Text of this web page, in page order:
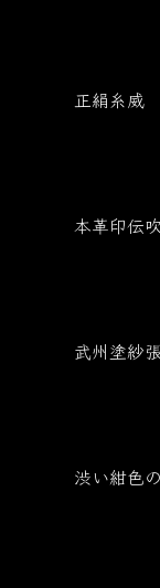
正絹糸威
本革印伝
武州塗紗
渋い紺色